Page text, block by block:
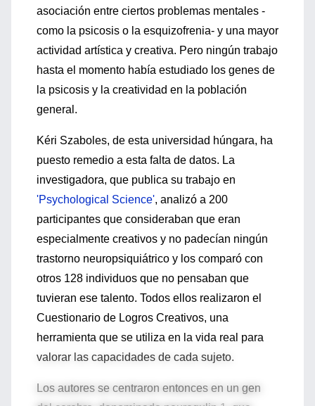
asociación entre ciertos problemas mentales -
como la psicosis o la esquizofrenia- y una mayor
actividad artística y creativa. Pero ningún trabajo
hasta el momento había estudiado los genes de
la psicosis y la creatividad en la población
general.
Kéri Szaboles, de esta universidad húngara, ha
puesto remedio a esta falta de datos. La
investigadora, que publica su trabajo en
'Psychological Science', analizó a 200
participantes que consideraban que eran
especialmente creativos y no padecían ningún
trastorno neuropsiquiátrico y los comparó con
otros 128 individuos que no pensaban que
tuvieran ese talento. Todos ellos realizaron el
Cuestionario de Logros Creativos, una
herramienta que se utiliza en la vida real para
valorar las capacidades de cada sujeto.
Los autores se centraron entonces en un gen